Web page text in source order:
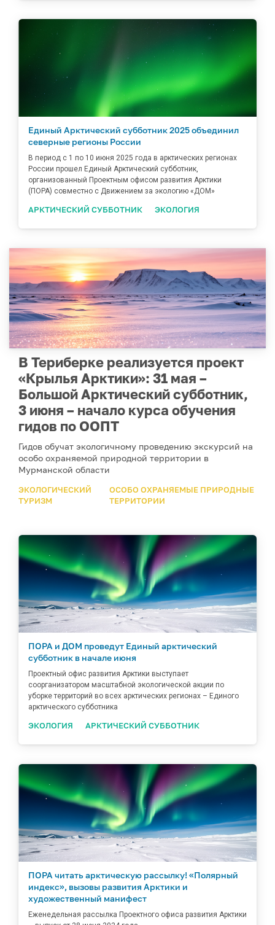
Единый Арктический субботник 2025 объединил
северные регионы России
В период с 1 по 10 июня 2025 года в арктических регионах
России прошел Единый Арктический субботник,
организованный Проектным офисом развития Арктики
(ПОРА) совместно с Движением за экологию «ДОМ»‎
АРКТИЧЕСКИЙ СУББОТНИК ЭКОЛОГИЯ
В Териберке реализуется проект
«Крылья Арктики»: 31 мая –
Большой Арктический субботник,
3 июня – начало курса обучения
гидов по ООПТ
Гидов обучат экологичному проведению экскурсий на
особо охраняемой природной территории в
Мурманской области
ЭКОЛОГИЧЕСКИЙ
ТУРИЗМ
ОСОБО ОХРАНЯЕМЫЕ ПРИРОДНЫЕ
ТЕРРИТОРИИ
ПОРА и ДОМ проведут Единый арктический
субботник в начале июня
Проектный офис развития Арктики выступает
соорганизатором масштабной экологической акции по
уборке территорий во всех арктических регионах – Единого
арктического субботника
ЭКОЛОГИЯ АРКТИЧЕСКИЙ СУББОТНИК
ПОРА читать арктическую рассылку! «Полярный
индекс», вызовы развития Арктики и
художественный манифест
Еженедельная рассылка Проектного офиса развития Арктики